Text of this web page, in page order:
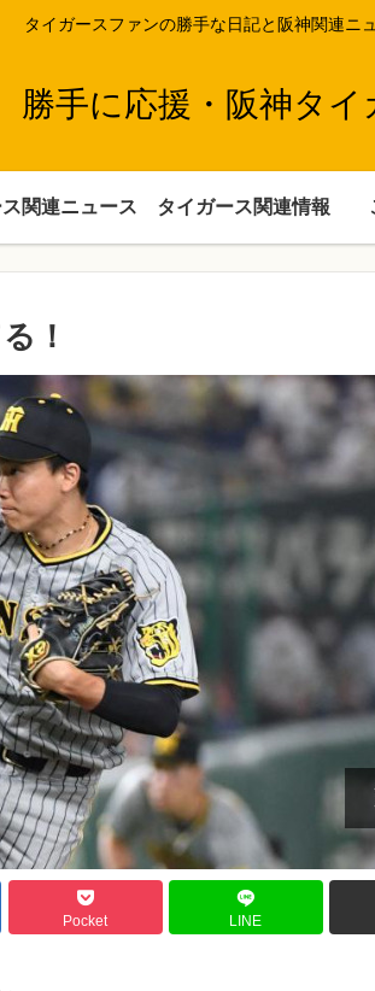
タイガースファンの勝手な日記と阪神関連ニ
勝手に応援・阪神タイ
関連ニュース タイガース関連情報
！
Pocket LINE